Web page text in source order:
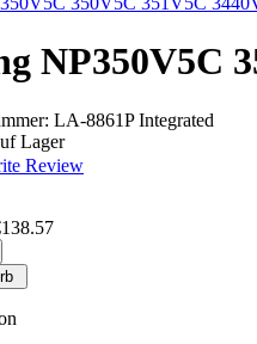
NP350V5C
LA-8861P Integrated
Lager
Review